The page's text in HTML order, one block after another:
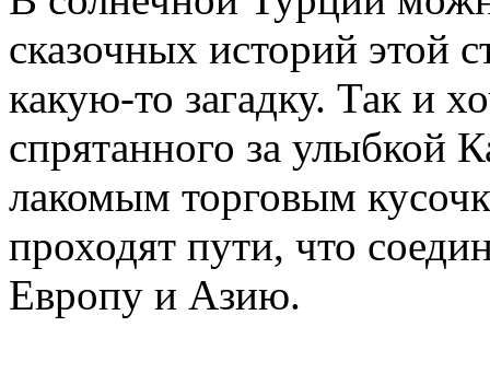
сказочных историй этой
какую-то загадку. Так и
спрятанного за улыбкой
лакомым торговым
проходят пути, что
Европу и Азию.